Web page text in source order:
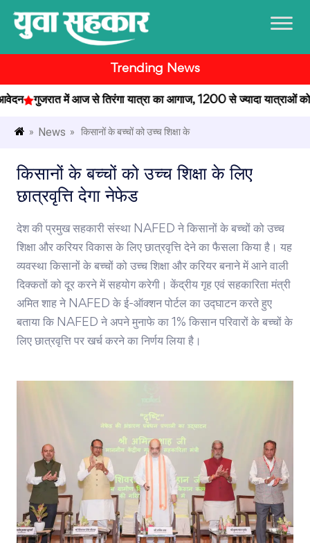
Trending News
गुजरात में आज से तिरंगा यात्रा का आगाज, 1200 से ज्यादा यात्राओं को
» News » किसानों के बच्चों को उच्च शिक्षा के
किसानों के बच्चों को उच्च शिक्षा के लिए
छात्रवृत्ति देगा नेफेड
देश की प्रमुख सहकारी संस्था NAFED ने किसानों के बच्चों को उच्च
शिक्षा और करियर विकास के लिए छात्रवृत्ति देने का फैसला किया है। यह
व्यवस्था किसानों के बच्चों को उच्च शिक्षा और करियर बनाने में आने वाली
दिक्कतों को दूर करने में सहयोग करेगी। केंद्रीय गृह एवं सहकारिता मंत्री
अमित शाह ने NAFED के ई-ऑक्शन पोर्टल का उद्घाटन करते हुए
बताया कि NAFED ने अपने मुनाफे का 1% किसान परिवारों के बच्चों के
लिए छात्रवृत्ति पर खर्च करने का निर्णय लिया है।